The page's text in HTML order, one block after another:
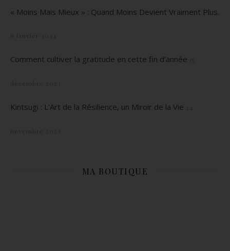
« Moins Mais Mieux » : Quand Moins Devient Vraiment Plus.
Comment cultiver la gratitude en cette fin d’année
Kintsugi : L’Art de la Résilience, un Miroir de la Vie
MA BOUTIQUE